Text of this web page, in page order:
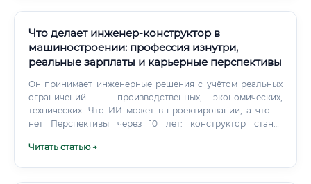
(ГОСТ, ПУЭ, СНиП). Проектировщик не просто чертит
схемы; он создает техническую документацию, которая
служит пошаговой инструкцией для монтажников,
гарантируя, что построенная система будет
эффективной, безопасной, экономически
целесообразной и соответствующей всем
государственным стандартам.
Что делает инженер-конструктор в
машиностроении: профессия изнутри,
реальные зарплаты и карьерные перспективы
Он принимает инженерные решения с учётом реальных
ограничений — производственных, экономических,
технических. Что ИИ может в проектировании, а что —
нет Перспективы через 10 лет: конструктор станет
тем, кто чертит вручную. Объём работы вырастет,
Читать статью →